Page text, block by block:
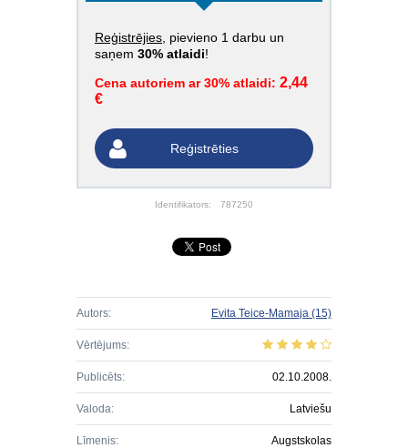
Reģistrējies , pievieno 1 darbu un
saņem 30% atlaidi!
Cena autoriem ar 30% atlaidi: 2,44
€
Reģistrēties
Identifikators: 787250
Autors: Evita Teice-Mamaja (15)
Vērtējums:
Publicēts: 02.10.2008.
Valoda: Latviešu
Līmenis: Augstskolas